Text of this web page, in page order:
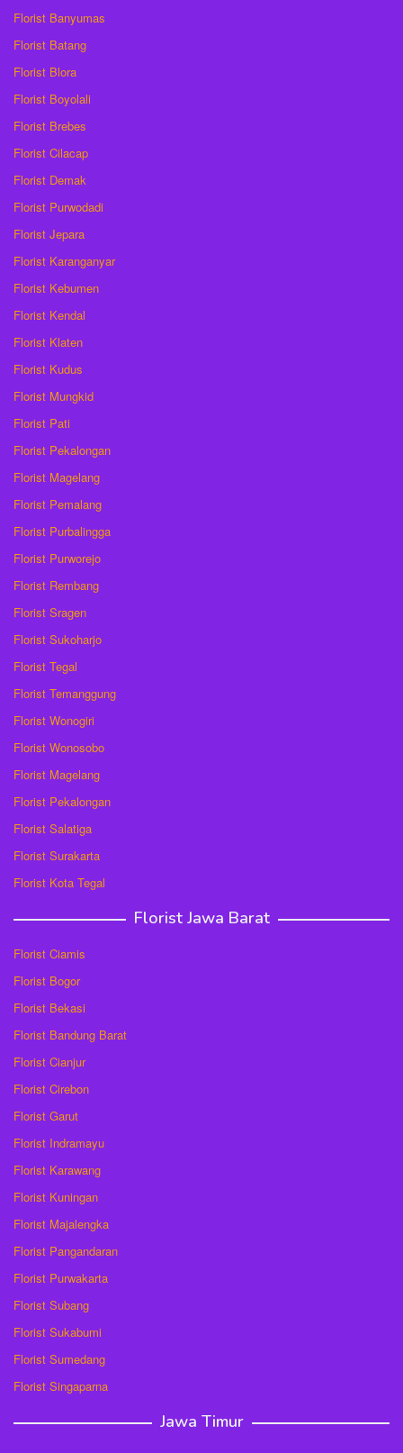
Florist Banyumas
Florist Batang
Florist Blora
Florist Boyolali
Florist Brebes
Florist Cilacap
Florist Demak
Florist Purwodadi
Florist Jepara
Florist Karanganyar
Florist Kebumen
Florist Kendal
Florist Klaten
Florist Kudus
Florist Mungkid
Florist Pati
Florist Pekalongan
Florist Magelang
Florist Pemalang
Florist Purbalingga
Florist Purworejo
Florist Rembang
Florist Sragen
Florist Sukoharjo
Florist Tegal
Florist Temanggung
Florist Wonogiri
Florist Wonosobo
Florist Magelang
Florist Pekalongan
Florist Salatiga
Florist Surakarta
Florist Kota Tegal
Florist Jawa Barat
Florist Ciamis
Florist Bogor
Florist Bekasi
Florist Bandung Barat
Florist Cianjur
Florist Cirebon
Florist Garut
Florist Indramayu
Florist Karawang
Florist Kuningan
Florist Majalengka
Florist Pangandaran
Florist Purwakarta
Florist Subang
Florist Sukabumi
Florist Sumedang
Florist Singaparna
Jawa Timur